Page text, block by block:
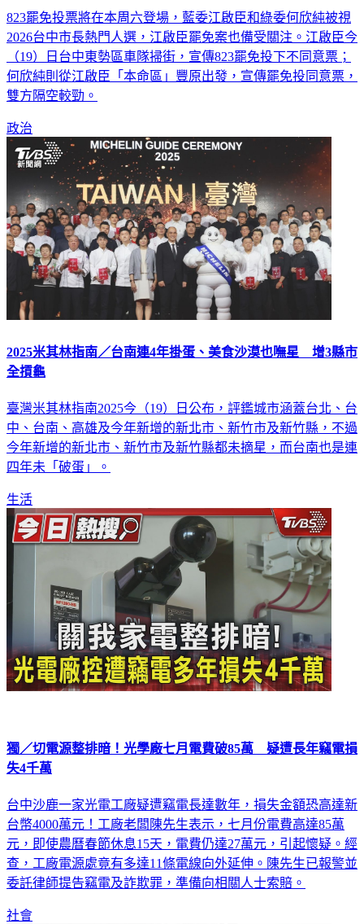
823罷免投票將在本周六登場，藍委江啟臣和綠委何欣純被視
2026台中市長熱門人選，江啟臣罷免案也備受關注。江啟臣今
（19）日台中東勢區車隊掃街，宣傳823罷免投下不同意票；
何欣純則從江啟臣「本命區」豐原出發，宣傳罷免投同意票，
雙方隔空較勁。
政治
2025米其林指南／台南連4年掛蛋、美食沙漠也嘸星 增3縣市
全摃龜
臺灣米其林指南2025今（19）日公布，評鑑城市涵蓋台北、台
中、台南、高雄及今年新增的新北市、新竹市及新竹縣，不過
今年新增的新北市、新竹市及新竹縣都未摘星，而台南也是連
四年未「破蛋」。
生活
獨／切電源整排暗！光學廠七月電費破85萬 疑遭長年竊電損
失4千萬
台中沙鹿一家光電工廠疑遭竊電長達數年，損失金額恐高達新
台幣4000萬元！工廠老闆陳先生表示，七月份電費高達85萬
元，即使農曆春節休息15天，電費仍達27萬元，引起懷疑。經
查，工廠電源處竟有多達11條電線向外延伸。陳先生已報警並
委託律師提告竊電及詐欺罪，準備向相關人士索賠。
社會